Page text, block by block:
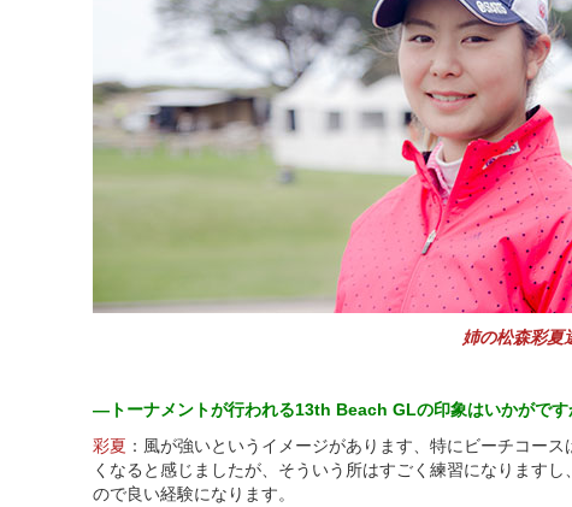
姉の松森彩夏
—トーナメントが行われる13th Beach GLの印象はいかがです
彩夏 ：風が強いというイメージがあります、特にビーチコー
くなると感じましたが、そういう所はすごく練習になります
ので良い経験になります。